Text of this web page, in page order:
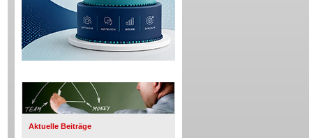
Aktuelle Beiträge